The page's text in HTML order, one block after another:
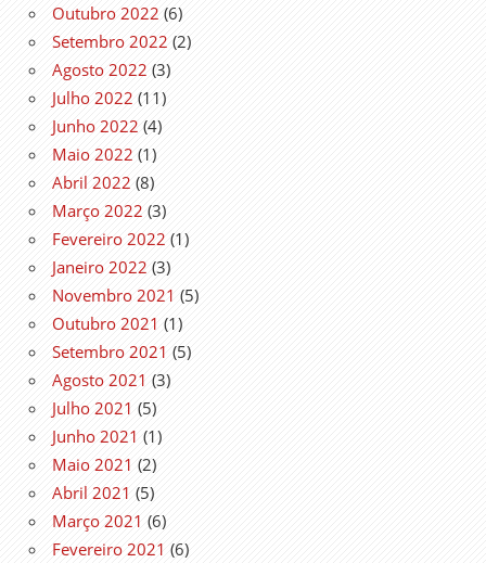
Outubro 2022 (6)
Setembro 2022 (2)
Agosto 2022 (3)
Julho 2022 (11)
Junho 2022 (4)
Maio 2022 (1)
Abril 2022 (8)
Março 2022 (3)
Fevereiro 2022 (1)
Janeiro 2022 (3)
Novembro 2021 (5)
Outubro 2021 (1)
Setembro 2021 (5)
Agosto 2021 (3)
Julho 2021 (5)
Junho 2021 (1)
Maio 2021 (2)
Abril 2021 (5)
Março 2021 (6)
Fevereiro 2021 (6)